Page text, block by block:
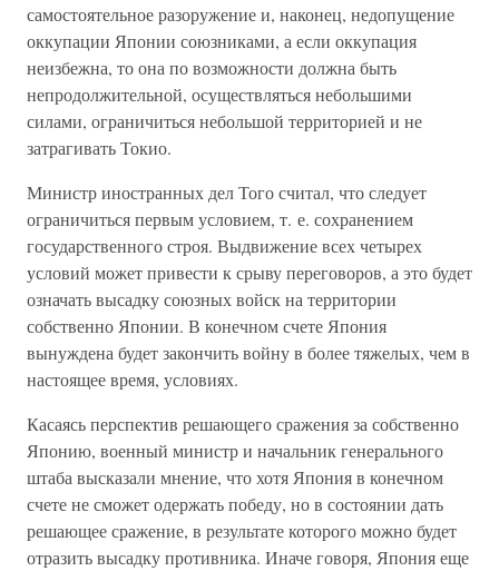
самостоятельное разоружение и, наконец, недопущение
оккупации Японии союзниками, а если оккупация
неизбежна, то она по возможности должна быть
непродолжительной, осуществляться небольшими
силами, ограничиться небольшой территорией и не
затрагивать Токио.
Министр иностранных дел Того считал, что следует
ограничиться первым условием, т. е. сохранением
государственного строя. Выдвижение всех четырех
условий может привести к срыву переговоров, а это будет
означать высадку союзных войск на территории
собственно Японии. В конечном счете Япония
вынуждена будет закончить войну в более тяжелых, чем в
настоящее время, условиях.
Касаясь перспектив решающего сражения за собственно
Японию, военный министр и начальник генерального
штаба высказали мнение, что хотя Япония в конечном
счете не сможет одержать победу, но в состоянии дать
решающее сражение, в результате которого можно будет
отразить высадку противника. Иначе говоря, Япония еще